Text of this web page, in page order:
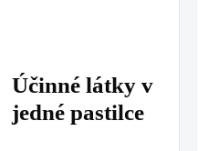
Účinné látky v
jedné pastilce